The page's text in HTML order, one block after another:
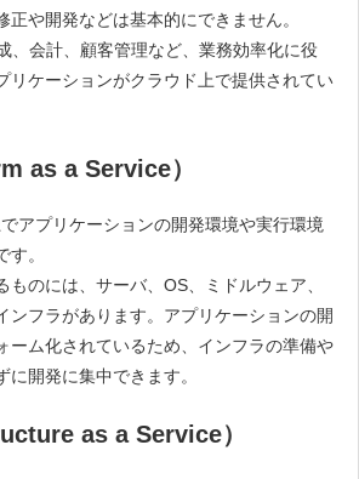
正や開発などは基本的にできません。
、会計、顧客管理など、業務効率化に役
リケーションがクラウド上で提供されてい
as a Service）
アプリケーションの開発環境や実行環境
。
ものには、サーバ、OS、ミドルウェア、
ンフラがあります。アプリケーションの開
ーム化されているため、インフラの準備や
開発に集中できます。
as a Service）